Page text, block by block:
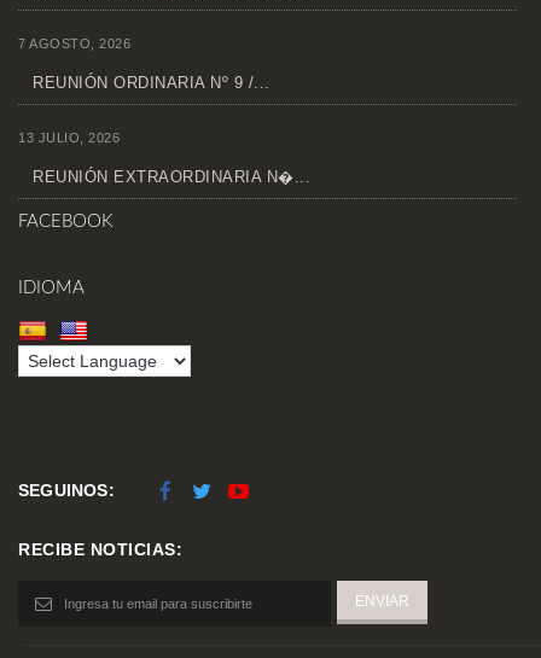
7 AGOSTO, 2026
REUNIÓN ORDINARIA Nº 9 /...
13 JULIO, 2026
REUNIÓN EXTRAORDINARIA N�...
FACEBOOK
IDIOMA
SEGUINOS:
RECIBE NOTICIAS: